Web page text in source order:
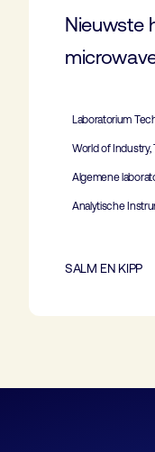
Nieuwste
Laboratorium
World of
Algemene
Analytische
SALM EN KIPP